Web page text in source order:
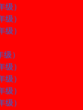
）
）
）
）
）
）
）
）